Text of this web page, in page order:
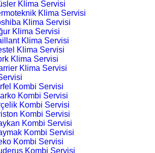
Klima Servisi
Klima Servisi
Klima Servisi
Klima Servisi
Klima Servisi
Klima Servisi
Klima Servisi
Klima Servisi
Kombi Servisi
Kombi Servisi
Kombi Servisi
Kombi Servisi
Kombi Servisi
Kombi Servisi
Kombi Servisi
Kombi Servisi